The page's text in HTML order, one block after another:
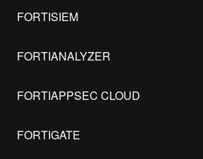
FORTISIEM
FORTIANALYZER
FORTIAPPSEC CLOUD
FORTIGATE